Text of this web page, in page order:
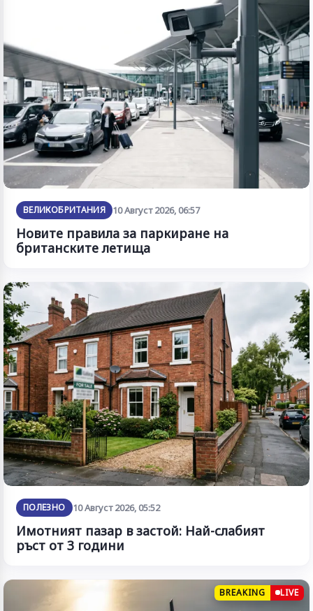
ВЕЛИКОБРИТАНИЯ 10 Август 2026, 06:57
Новите правила за паркиране на
британските летища
ПОЛЕЗНО 10 Август 2026, 05:52
Имотният пазар в застой: Най-слабият
ръст от 3 години
BREAKING LIVE